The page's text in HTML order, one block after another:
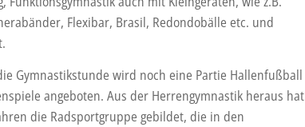
Flexibar, Brasil, Redondobälle etc. und
Gymnastikstunde wird noch eine Partie Hallenfußball
angeboten. Aus der Herrengymnastik heraus hat
die Radsportgruppe gebildet, die in den